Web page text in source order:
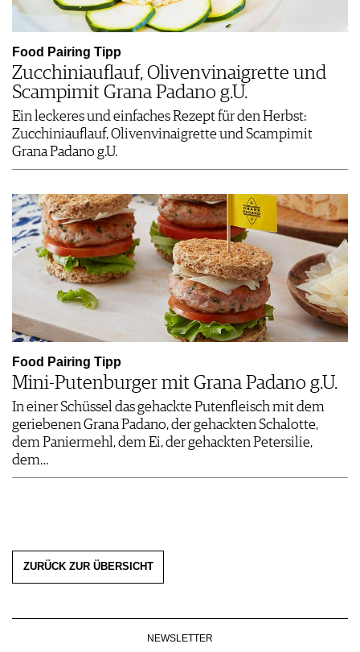
Food Pairing Tipp
Zucchiniauflauf, Olivenvinaigrette und
Scampimit Grana Padano g.U.
Ein leckeres und einfaches Rezept für den Herbst:
Zucchiniauflauf, Olivenvinaigrette und Scampimit
Grana Padano g.U.
Food Pairing Tipp
Mini-Putenburger mit Grana Padano g.U.
In einer Schüssel das gehackte Putenfleisch mit dem
geriebenen Grana Padano, der gehackten Schalotte,
dem Paniermehl, dem Ei, der gehackten Petersilie,
dem…
ZURÜCK ZUR ÜBERSICHT
NEWSLETTER